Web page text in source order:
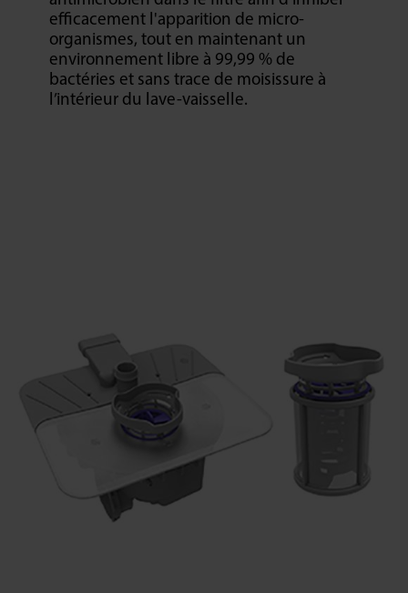
efficacement l'apparition de micro-
organismes, tout en maintenant un
environnement libre à 99,99 % de
bactéries et sans trace de moisissure à
l’intérieur du lave-vaisselle.